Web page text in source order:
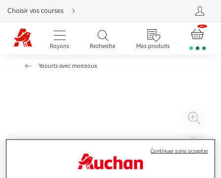
Aller
directement
au
contenu
Aller
directement
Aller
Choisir vos courses
Rayons Recherche Mes produits
Yaourts avec morceaux
à
Continuer sans accepter